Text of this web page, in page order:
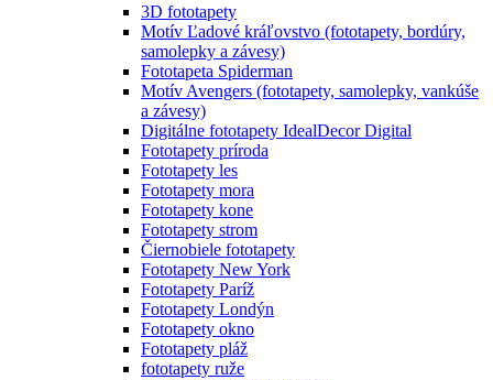
3D fototapety
Motív Ľadové kráľovstvo (fototapety, bordúry,
samolepky a závesy)
Fototapeta Spiderman
Motív Avengers (fototapety, samolepky, vankúše
a závesy)
Digitálne fototapety IdealDecor Digital
Fototapety príroda
Fototapety les
Fototapety mora
Fototapety kone
Fototapety strom
Čiernobiele fototapety
Fototapety New York
Fototapety Paríž
Fototapety Londýn
Fototapety okno
Fototapety pláž
fototapety ruže